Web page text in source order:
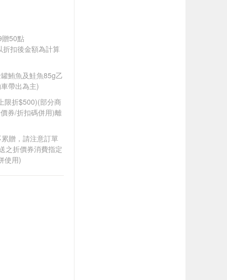
50點
扣後金額為計算
鮪魚及鮭魚85g乙
帶出為主)
限折$500)(部分商
券/折扣碼併用)離
贈，請注意訂單
之折價券消費指定
使用)